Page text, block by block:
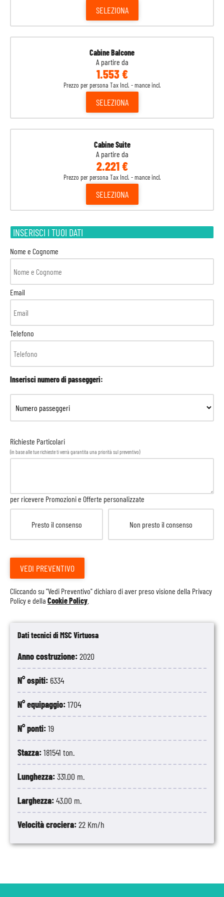
Dati tecnici di MSC Virtuosa
Anno costruzione:2020
N° ospiti: 6334
N° equipaggio:1704
N° ponti:19
Stazza:181541 ton.
Lunghezza:331.00 m.
Larghezza:43.00 m.
Velocità crociera:22 Km/h
SELEZIONA
Cabine Balcone
A partire da
1.553 €
Prezzo per persona Tax Incl. - mance incl.
SELEZIONA
Cabine Suite
A partire da
2.221 €
Prezzo per persona Tax Incl. - mance incl.
SELEZIONA
INSERISCI I TUOI DATI
Nome e Cognome
Email
Telefono
Inserisci numero di passeggeri:
Richieste Particolari
(in base alle tue richieste ti verrà garantita una priorità sul preventivo)
per ricevere Promozioni e Offerte personalizzate
Presto il consenso Non presto il consenso
VEDI PREVENTIVO
Cliccando su "Vedi Preventivo" dichiaro di aver preso visione della Privacy
Policye della Cookie Policy